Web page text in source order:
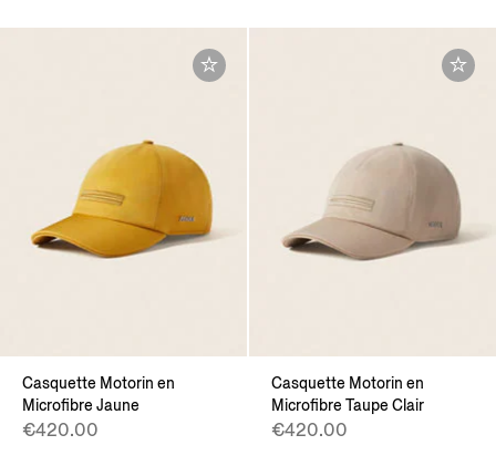
Casquette Motorin en
Microfibre Jaune
€420.00
Casquette Motorin en
Microfibre Taupe Clair
€420.00